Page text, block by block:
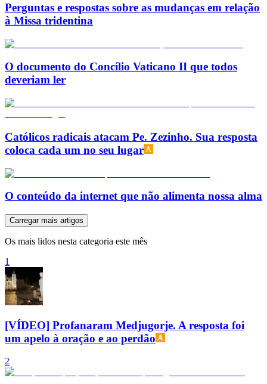
Perguntas e respostas sobre as mudanças em relação
à Missa tridentina
O documento do Concílio Vaticano II que todos
deveriam ler
Católicos radicais atacam Pe. Zezinho. Sua resposta
coloca cada um no seu lugar
O conteúdo da internet que não alimenta nossa alma
Carregar mais artigos
Os mais lidos nesta categoria este mês
1
[VÍDEO] Profanaram Medjugorje. A resposta foi
um apelo à oração e ao perdão
2